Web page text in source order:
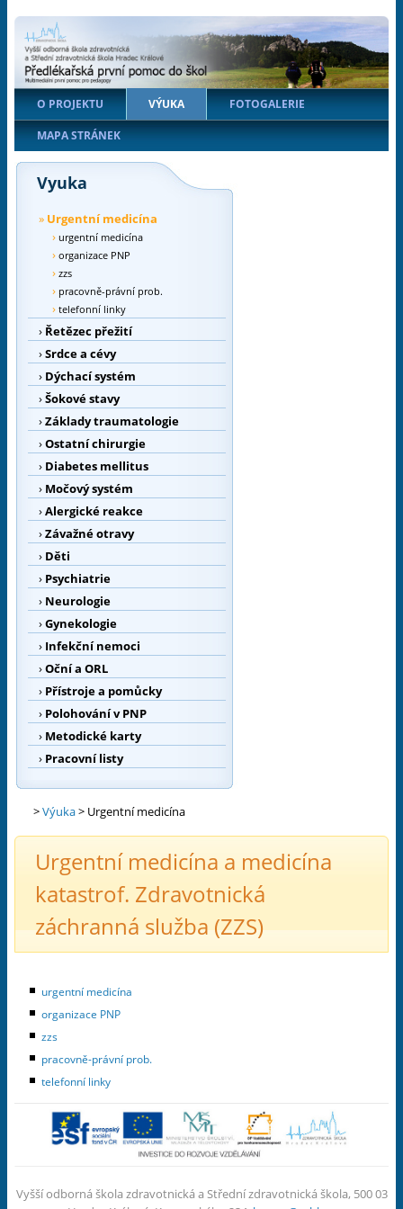
O PROJEKTU VÝUKA FOTOGALERIE
MAPA STRÁNEK
Vyuka
» Urgentní medicína
› urgentní medicína
› organizace PNP
› zzs
› pracovně-právní prob.
› telefonní linky
› Řetězec přežití
›Srdce a cévy
› Dýchací systém
›Šokové stavy
›Základy traumatologie
›Ostatní chirurgie
› Diabetes mellitus
› Močový systém
›Alergické reakce
›Závažné otravy
› Děti
› Psychiatrie
› Neurologie
›Gynekologie
› Infekční nemoci
›Oční a ORL
› Přístroje a pomůcky
› Polohování v PNP
› Metodické karty
› Pracovní listy
>Výuka> Urgentní medicína
Urgentní medicína a medicína
katastrof. Zdravotnická
záchranná služba (ZZS)
urgentní medicína
organizace PNP
zzs
pracovně-právní prob.
telefonní linky
Vyšší odborná škola zdravotnická a Střední zdravotnická škola, 500 03